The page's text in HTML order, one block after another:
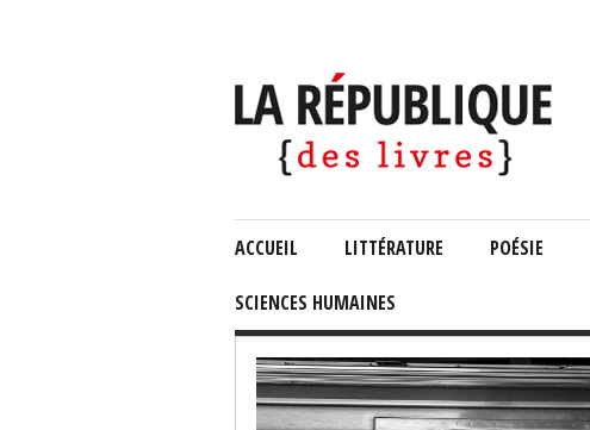
ACCUEIL LITTÉRATURE POÉSIE
SCIENCES HUMAINES